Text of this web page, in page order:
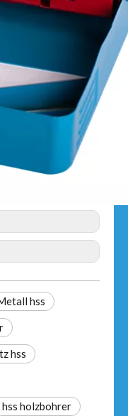
hss
hss
hss holzbohrer